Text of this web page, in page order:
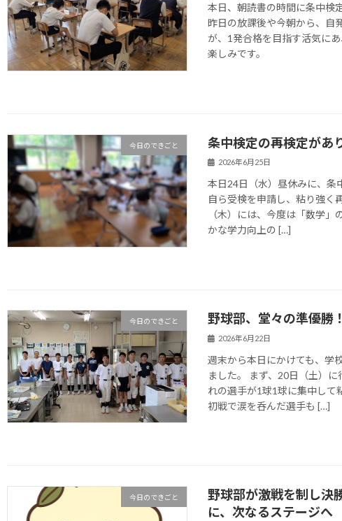
本日、朝読書の時間に条中検
昨日の放課後や今朝から、自
が、1発合格を目指す活気に
楽しみです。
今日のできごと 条中検定の再検定があ
2026年6月25日
本日24日（水）昼休みに、条
自ら受検を申請し、粘り強く
（木）には、今度は「数学
かな学力向上の […]
今日のできごと 野球部、堂々の準優勝
2026年6月22日
週末から本日にかけても、学
ました。 まず、20日（土）
れの選手が1球1球に集中して
初戦で涙を呑んだ選手も […]
今日のできごと
野球部が激戦を制し決
に、次なるステージへ